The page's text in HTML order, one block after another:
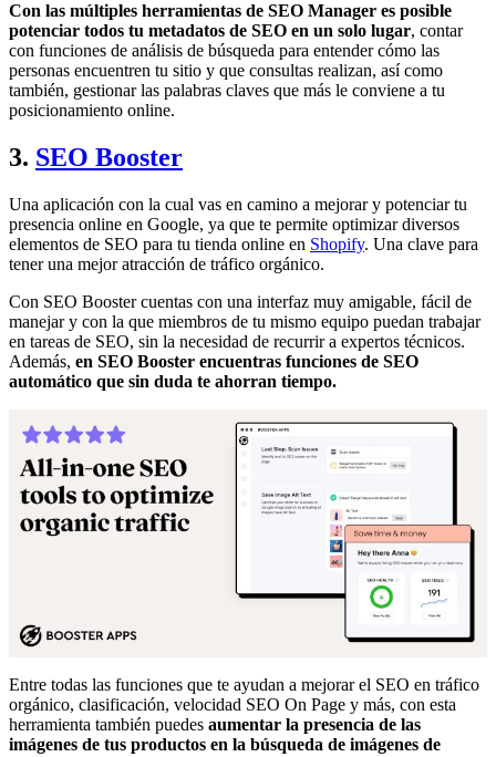
Con las múltiples herramientas de SEO Manager es posible
potenciar todos tu metadatos de SEO en un solo lugar, contar
con funciones de análisis de búsqueda para entender cómo las
personas encuentren tu sitio y que consultas realizan, así como
también, gestionar las palabras claves que más le conviene a tu
posicionamiento online.
3. SEO Booster
Una aplicación con la cual vas en camino a mejorar y potenciar tu
presencia online en Google, ya que te permite optimizar diversos
elementos de SEO para tu tienda online en Shopify. Una clave para
tener una mejor atracción de tráfico orgánico.
Con SEO Booster cuentas con una interfaz muy amigable, fácil de
manejar y con la que miembros de tu mismo equipo puedan trabajar
en tareas de SEO, sin la necesidad de recurrir a expertos técnicos.
Además, en SEO Booster encuentras funciones de SEO
automático que sin duda te ahorran tiempo.
Entre todas las funciones que te ayudan a mejorar el SEO en tráfico
orgánico, clasificación, velocidad SEO On Page y más, con esta
herramienta también puedes aumentar la presencia de las
imágenes de tus productos en la búsqueda de imágenes de